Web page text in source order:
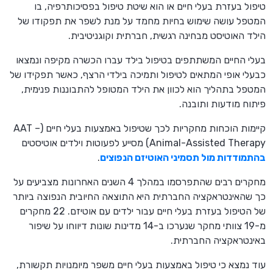
טיפול בעזרת בעלי חיים או הוא שיטת טיפול בפסיכותרפיה, בו
המטפל עושה שימוש בחיות מחמד על מנת לשפר את תפקודו של
הילד האוטיסט מבחינה רגשית, חברתית וקוגניטיבית.
בעלי החיים המשתתפים בטיפול בילד עברו הכשרה מקיפה ונמצאו
כבעלי אופי המתאים לטיפול ותמיכה בילדי הרצף, כאשר תפקידו של
המטפל בתהליך הוא לכוון את הילד המטופל להתבוננות פנימית,
פיתוח מודעות ותובנה.
קיימות הוכחות מחקריות לכך שטיפול באמצעות בעלי חיים (AAT –
Animal-Assisted Therapy) מסייע לפעוטות וילדים אוטיסטים
בהתמודדות מול תסמיני האוטיזם הנפוצים.
מחקרים רבים שהתפרסמו במהלך 4 השנים האחרונות מצביעים על
כך שהאינטראקציה החברתית היא התוצאה החיובית הנפוצה ביותר
של הטיפול בעזרת בעלי חיים עבור ילדים עם אוטיזם. 22 מחקרים
מ-19 צוותי מחקר שנערכו ב-14 מדינות שונות דיווחו על שיפור
באינטראקציה החברתית.
עוד נמצא כי טיפול באמצעות בעלי חיים משפר מיומנויות תקשורת,